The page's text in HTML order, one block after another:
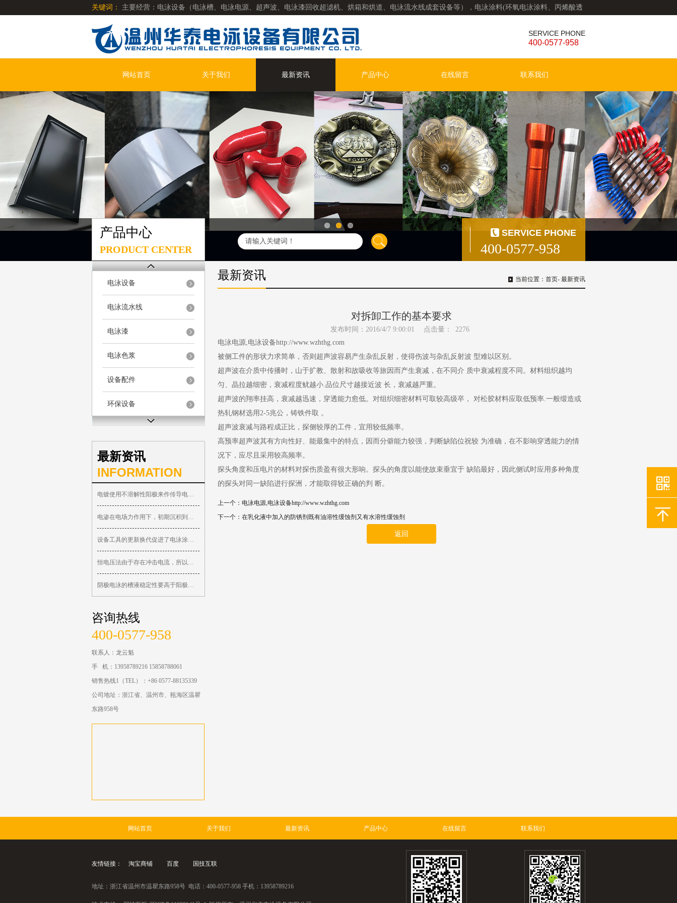
关键词：
主要经营：电泳设备（电泳槽、电泳电源、超声波、电泳漆回收超滤机、烘箱和烘道、电泳流水线成套设备等），电泳涂料(环氧电泳涂料、丙烯酸透
明电泳漆、阴极低温漆、阴极哑光漆、阳极哑光漆、彩色系列电泳漆、电泳色浆等涂料)
SERVICE PHONE
400-0577-958
网站首页 关于我们 最新资讯 产品中心 在线留言 联系我们
产品中心
PRODUCT CENTER
SERVICE PHONE
400-0577-958
电泳设备
电泳流水线
电泳漆
电泳色浆
设备配件
环保设备
最新资讯
INFORMATION
电镀使用不溶解性阳极来作传导电流，镀液金属离子需用金属盐来补充
电渗在电场力作用下，初期沉积到金属表面的漆膜是疏松多孔的
设备工具的更新换代促进了电泳涂装的发展
恒电压法由于存在冲击电流，所以要求整流电源的容量要很大
阴极电泳的槽液稳定性要高于阳极电泳槽液
咨询热线
400-0577-958
联系人：龙云魁
手 机：13958789216 15858788061
销售热线1（TEL）：+86 0577-88135339
公司地址： 浙江省、温州市、瓯海区温瞿
东路958号
最新资讯 当前位置： 首页- 最新资讯
对拆卸工作的基本要求
发布时间：2016/4/7 9:00:01 点击量：
2276
电泳电源,电泳设备http://www.wzhthg.com
被侧工件的形状力求简单，否则超声波容易产生杂乱反射，使得伤波与杂乱反射波 型难以区别。
超声波在介质中传播时，山于扩教、散射和故吸收等旅因而产生衰减，在不同介 质中衰减程度不同。材料组织越均
匀、晶拉越细密，衰减程度鱿越小.品位尺寸越接近波 长，衰减越严重。
超声波的翔率挂高，衰减越迅速，穿透能力愈低。对组织细密材料可取较高级卒， 对松胶材料应取低预率.一般缎造或
热轧钢材选用2-5兆公，铸铁件取 。
超声波衰减与路程成正比，探侧较厚的工件，宜用较低频率。
高预率超声波其有方向性好、能最集中的特点，因而分僻能力较强，判断缺陷位祝较 为准确，在不影响穿透能力的情
况下，应尽且采用较高频率。
探头角度和压电片的材料对探伤质盈有很大形响。探头的角度以能使故束垂宜于 缺陷最好，因此侧试时应用多种角度
的探头对同一缺陷进行探洲，才能取得较正确的判 断。
上一个： 电泳电源,电泳设备http://www.wzhthg.com
下一个： 在乳化液中加入的防锈剂既有油溶性缓蚀剂又有水溶性缓蚀剂
返回
网站首页 关于我们 最新资讯 产品中心 在线留言 联系我们
友情链接： 淘宝商铺 百度 国技互联
地址：浙江省温州市温瞿东路958号 电话：400-0577-958 手机：13958789216